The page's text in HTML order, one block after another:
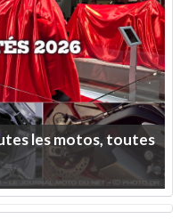
lesmotos,toutes